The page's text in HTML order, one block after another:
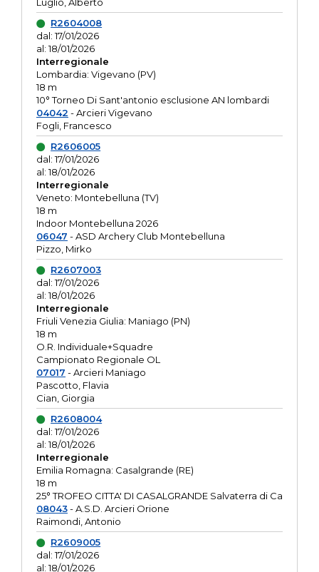
R2604008
dal: 17/01/2026
al: 18/01/2026
Interregionale
Lombardia: Vigevano (PV)
18 m
10° Torneo Di Sant'antonio esclusione AN lombardi
04042 - Arcieri Vigevano
Fogli, Francesco
R2606005
dal: 17/01/2026
al: 18/01/2026
Interregionale
Veneto: Montebelluna (TV)
18 m
Indoor Montebelluna 2026
06047 - ASD Archery Club Montebelluna
Pizzo, Mirko
R2607003
dal: 17/01/2026
al: 18/01/2026
Interregionale
Friuli Venezia Giulia: Maniago (PN)
18 m
O.R. Individuale+Squadre
Campionato Regionale OL
07017 - Arcieri Maniago
Pascotto, Flavia
Cian, Giorgia
R2608004
dal: 17/01/2026
al: 18/01/2026
Interregionale
Emilia Romagna: Casalgrande (RE)
18 m
25° TROFEO CITTA' DI CASALGRANDE Salvaterra di Ca
08043- A.S.D. Arcieri Orione
Raimondi, Antonio
R2609005
dal: 17/01/2026
al: 18/01/2026